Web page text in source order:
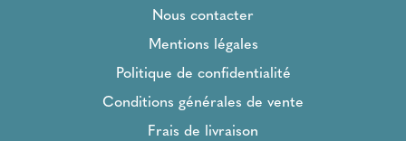
Nous contacter
Mentions légales
Politique de confidentialité
Conditions générales de vente
Frais de livraison